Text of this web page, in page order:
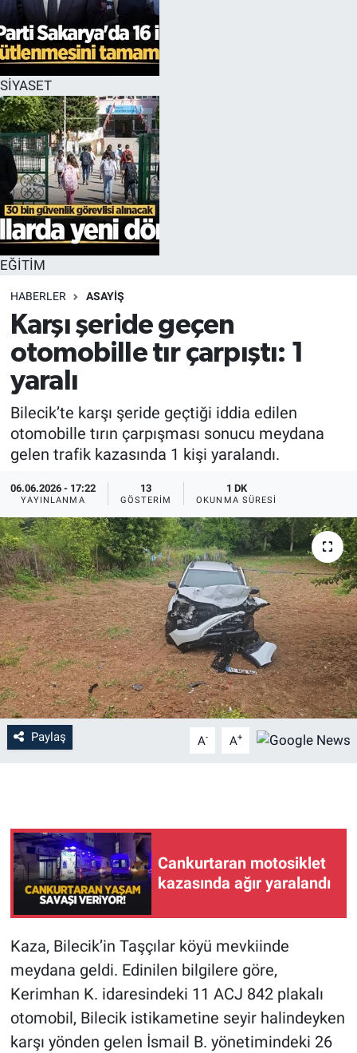
SİYASET
EĞİTİM
HABERLER ASAYİŞ
Karşı şeride geçen
otomobille tır çarpıştı: 1
yaralı
Bilecik’te karşı şeride geçtiği iddia edilen
otomobille tırın çarpışması sonucu meydana
gelen trafik kazasında 1 kişi yaralandı.
06.06.2026 - 17:22
YAYINLANMA
13
GÖSTERIM
1 DK
OKUNMA SÜRESI
Paylaş A- A+
Cankurtaran motosiklet
kazasında ağır yaralandı
Kaza, Bilecik’in Taşçılar köyü mevkiinde
meydana geldi. Edinilen bilgilere göre,
Kerimhan K. idaresindeki 11 ACJ 842 plakalı
otomobil, Bilecik istikametine seyir halindeyken
karşı yönden gelen İsmail B. yönetimindeki 26
EĞİTİM
ÖZEL HABER
HALK54 PANORAMA